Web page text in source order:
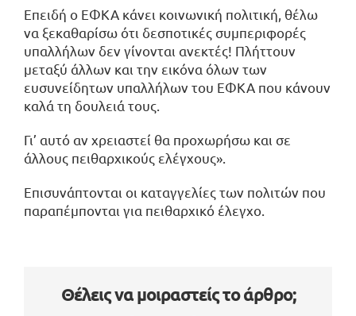
Επειδή ο ΕΦΚΑ κάνει κοινωνική πολιτική, θέλω
να ξεκαθαρίσω ότι δεσποτικές συμπεριφορές
υπαλλήλων δεν γίνονται ανεκτές! Πλήττουν
μεταξύ άλλων και την εικόνα όλων των
ευσυνείδητων υπαλλήλων του ΕΦΚΑ που κάνουν
καλά τη δουλειά τους.
Γι’ αυτό αν χρειαστεί θα προχωρήσω και σε
άλλους πειθαρχικούς ελέγχους».
Επισυνάπτονται οι καταγγελίες των πολιτών που
παραπέμπονται για πειθαρχικό έλεγχο.
Θέλεις να μοιραστείς το άρθρο;